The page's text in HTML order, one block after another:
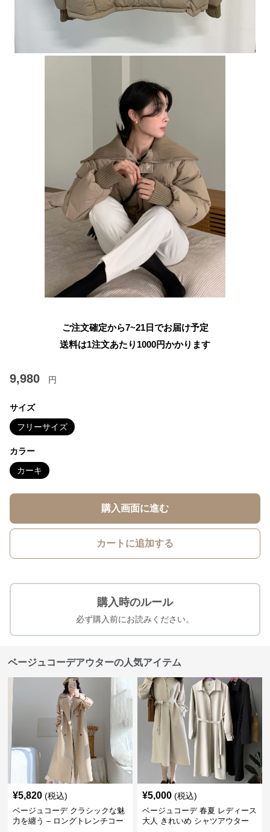
ご注文確定から7~21日でお届け予定
送料は1注文あたり 1000円かかります
9,980 円
サイズ
フリーサイズ
カラー
カーキ
購入画面に進む
カートに追加する
購入時のルール
必ず購入前にお読みください。
ベージュコーデアウターの人気アイテム
¥5,820 (税込)
ベージュコーデ クラシックな魅
力を纏う – ロングトレンチコー
¥5,000 (税込)
ベージュコーデ 春夏 レディース
大人 きれいめ シャツアウター